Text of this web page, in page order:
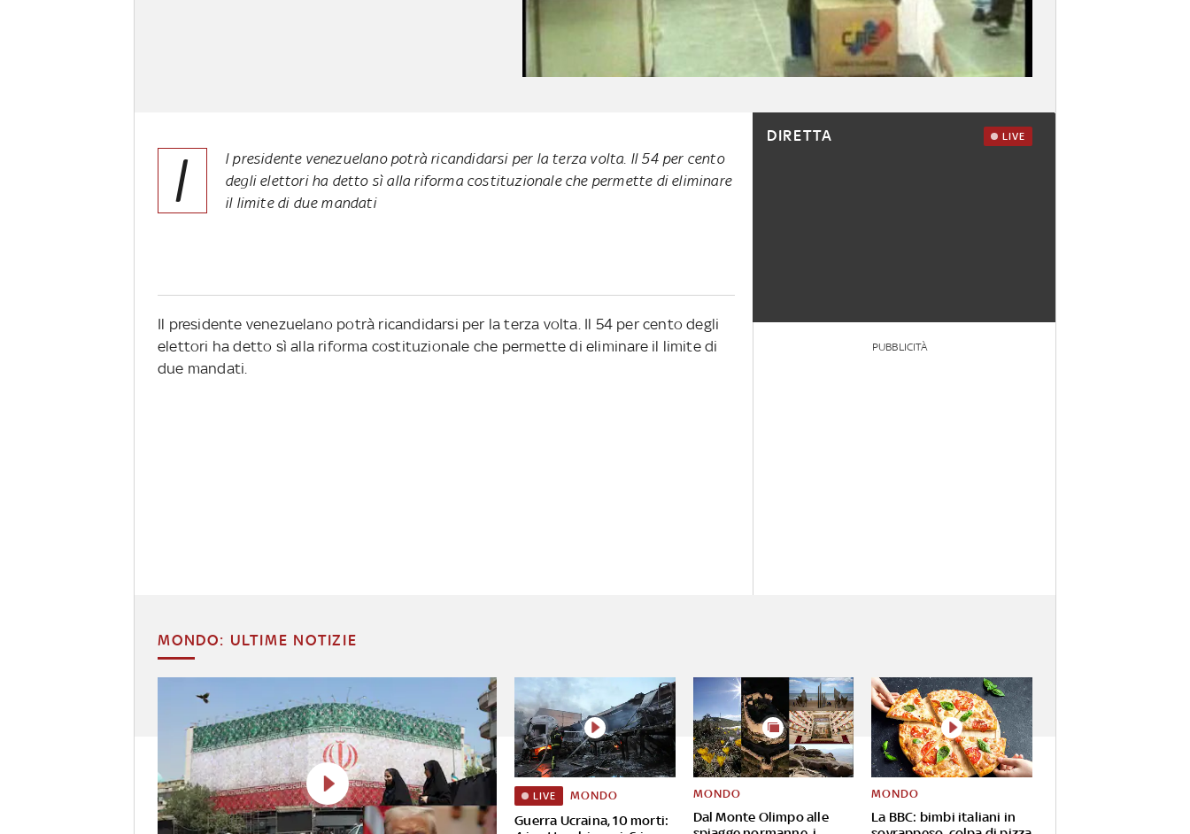
I
l presidente venezuelano potrà ricandidarsi per la terza volta. Il 54 per cento
degli elettori ha detto sì alla riforma costituzionale che permette di eliminare
il limite di due mandati
Il presidente venezuelano potrà ricandidarsi per la terza volta. Il 54 per cento degli
elettori ha detto sì alla riforma costituzionale che permette di eliminare il limite di
due mandati.
DIRETTA LIVE
PUBBLICITÀ
MONDO: ULTIME NOTIZIE
Guerra Ucraina, 10 morti:
LIVE MONDO
Dal Monte Olimpo alle
MONDO
La BBC: bimbi italiani in
MONDO